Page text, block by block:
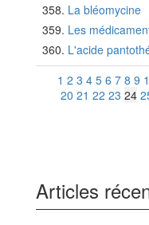
La bléomycine
Les
L'acide
1 2 3 4 5 6 7 8 9
20 21 22 23 24
Articles